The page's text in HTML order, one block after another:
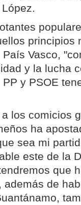
principios
Vasco,
y la lucha
y PSOE
los comicios
ha
sea mi
este de la
que
además de